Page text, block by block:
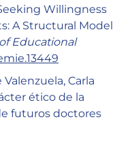
Willingness
A Structural Model
Educational
Carla
ético de la
futuros doctores